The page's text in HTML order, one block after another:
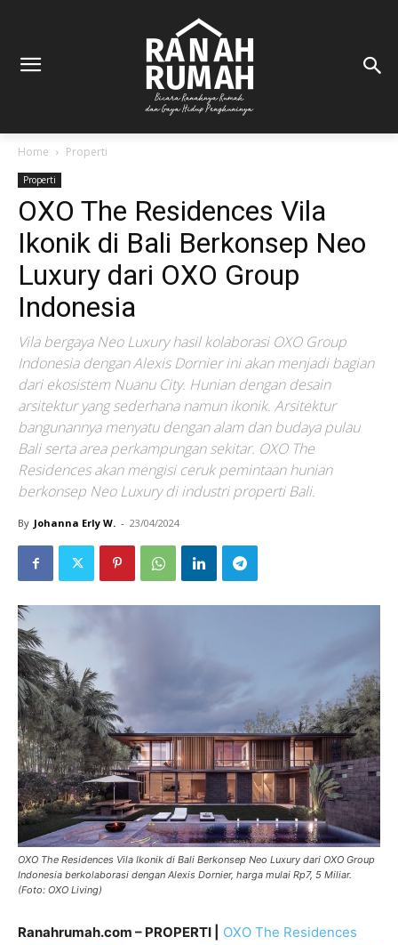
Home Properti
Properti
OXO The Residences Vila
Ikonik di Bali Berkonsep Neo
Luxury dari OXO Group
Indonesia
Vila bergaya Neo Luxury hasil kolaborasi OXO Group
Indonesia dengan Alexis Dornier ini akan menjadi bagian
dari ekosistem Nuanu City. Hunian dengan desain
arsitektur yang sederhana namun ikonik. Arsitektur
bangunannya menyatu dengan alam dan budaya pulau
Bali serta area perkampungan sekitar. OXO The
Residences akan mengisi ceruk pemintaan hunian
berkonsep Neo Luxury di industri properti Bali.
By Johanna Erly W. - 23/04/2024
OXO The Residences Vila Ikonik di Bali Berkonsep Neo Luxury dari OXO Group
Indonesia berkolaborasi dengan Alexis Dornier, harga mulai Rp7, 5 Miliar.
(Foto: OXO Living)
Ranahrumah.com – PROPERTI |
OXO The Residences